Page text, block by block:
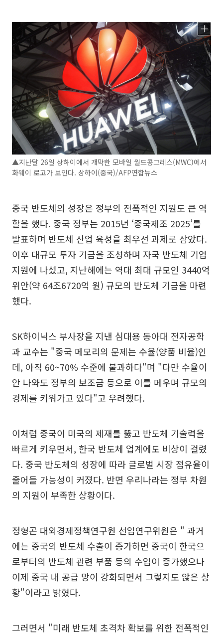
▲지난달 26일 상하이에서 개막한 모바일 월드콩그레스(MWC)에서
화웨이 로고가 보인다. 상하이(중국)/AFP연합뉴스
중국 반도체의 성장은 정부의 전폭적인 지원도 큰 역
할을 했다. 중국 정부는 2015년 ‘중국제조 2025’를
발표하며 반도체 산업 육성을 최우선 과제로 삼았다.
이후 대규모 투자 기금을 조성하며 자국 반도체 기업
지원에 나섰고, 지난해에는 역대 최대 규모인 3440억
위안(약 64조6720억 원) 규모의 반도체 기금을 마련
했다.
SK하이닉스 부사장을 지낸 심대용 동아대 전자공학
과 교수는 "중국 메모리의 문제는 수율(양품 비율)인
데, 아직 60~70% 수준에 불과하다"며 "다만 수율이
안 나와도 정부의 보조금 등으로 이를 메우며 규모의
경제를 키워가고 있다"고 우려했다.
이처럼 중국이 미국의 제재를 뚫고 반도체 기술력을
빠르게 키우면서, 한국 반도체 업계에도 비상이 걸렸
다. 중국 반도체의 성장에 따라 글로벌 시장 점유율이
줄어들 가능성이 커졌다. 반면 우리나라는 정부 차원
의 지원이 부족한 상황이다.
정형곤 대외경제정책연구원 선임연구위원은 " 과거
에는 중국의 반도체 수출이 증가하면 중국이 한국으
로부터의 반도체 관련 부품 등의 수입이 증가했으나
이제 중국 내 공급 망이 강화되면서 그렇지도 않은 상
황"이라고 밝혔다.
그러면서 "미래 반도체 초격차 확보를 위한 전폭적인